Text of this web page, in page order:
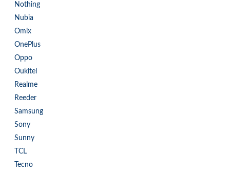
Nothing
Nubia
Omix
OnePlus
Oppo
Oukitel
Realme
Reeder
Samsung
Sony
Sunny
TCL
Tecno